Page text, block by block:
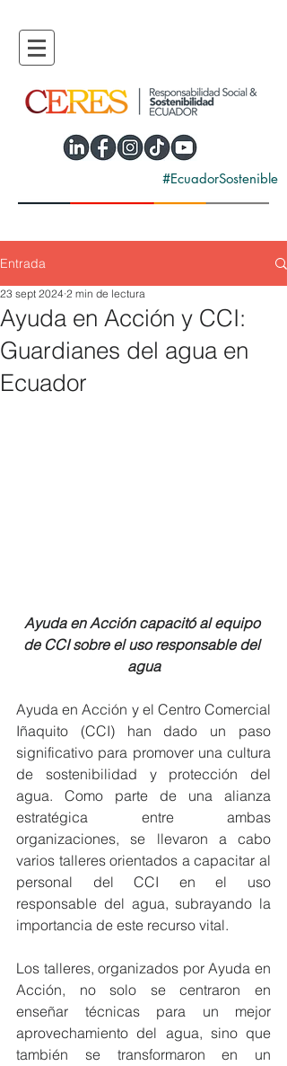
#EcuadorSostenible
Entrada
Ayuda en Acción y CCI:
Guardianes del agua en
Ecuador
23 sept 2024 2 min de lectura
Ayuda en Acción capacitó al equipo
de CCI sobre el uso responsable del
agua
Ayuda en Acción y el Centro Comercial
Iñaquito (CCI) han dado un paso
significativo para promover una cultura
de sostenibilidad y protección del
agua. Como parte de una alianza
estratégica entre ambas
organizaciones, se llevaron a cabo
varios talleres orientados a capacitar al
personal del CCI en el uso
responsable del agua, subrayando la
importancia de este recurso vital.
Los talleres, organizados por Ayuda en
Acción, no solo se centraron en
enseñar técnicas para un mejor
aprovechamiento del agua, sino que
también se transformaron en un